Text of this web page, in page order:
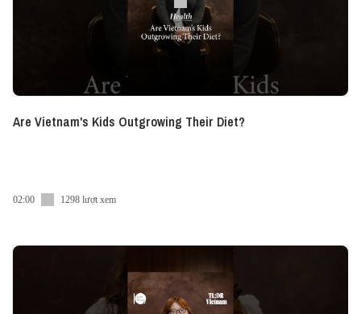
Are Vietnam's Kids Outgrowing Their Diet?
02:00 1298 lượt xem